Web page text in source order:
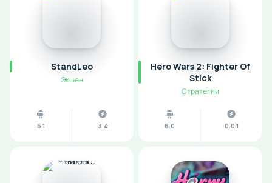
StandLeo
Экшен
5.1 3.4
Hero Wars 2: Fighter Of
Stick
Стратегии
6.0 0.0.1